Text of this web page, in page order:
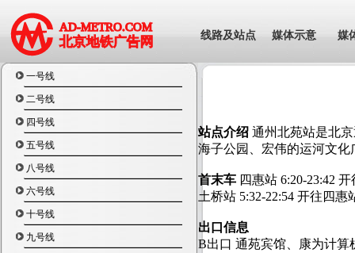
线路及站点 媒体示意 媒
一号线
二号线
四号线
五号线
八号线
六号线
十号线
九号线
站点介绍 通州北苑站是北
海子公园、宏伟的运河文化
首末车 四惠站 6:20-23:42 开
土桥站 5:32-22:54 开往四惠
出口信息
B出口 通苑宾馆、康为计